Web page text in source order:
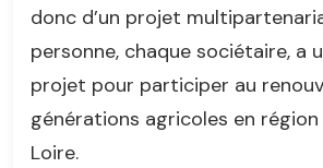
donc d’un projet
personne, chaque sociétaire, a
projet pour participer au
générations agricoles en
Loire.